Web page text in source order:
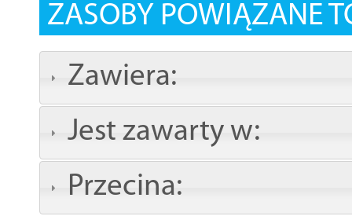
ZASOBY POWIĄZANE
Zawiera:
Jest zawarty w:
Przecina: